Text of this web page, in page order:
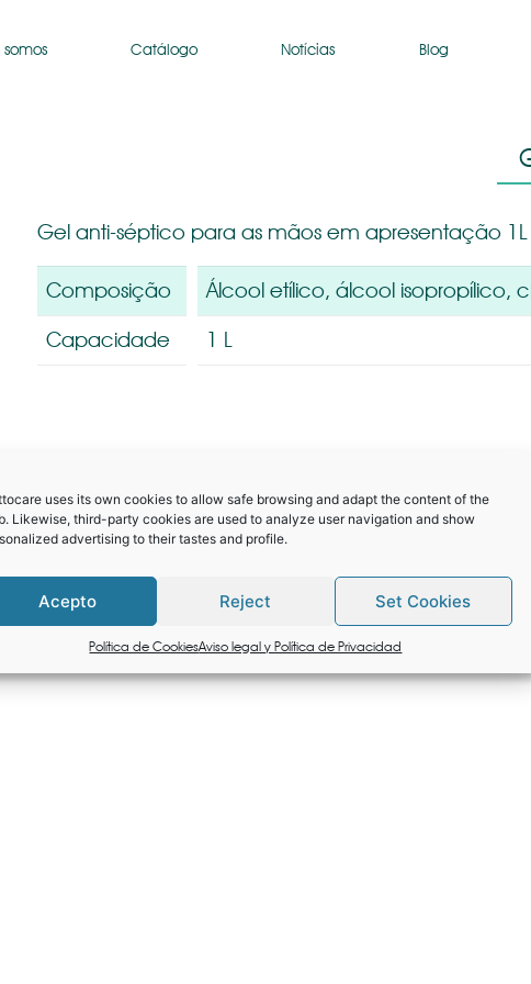
uses its own cookies to allow safe browsing and adapt the content of the
Likewise, third-party cookies are used to analyze user navigation and show
advertising to their tastes and profile.
Acepto Reject Set Cookies
Política de CookiesAviso legal y Política de Privacidad
Catálogo Notícias Blog
Gel anti-séptico para as mãos em apresentação
Composição
Álcool etílico, álcool isopropílico,
Capacidade
1 L